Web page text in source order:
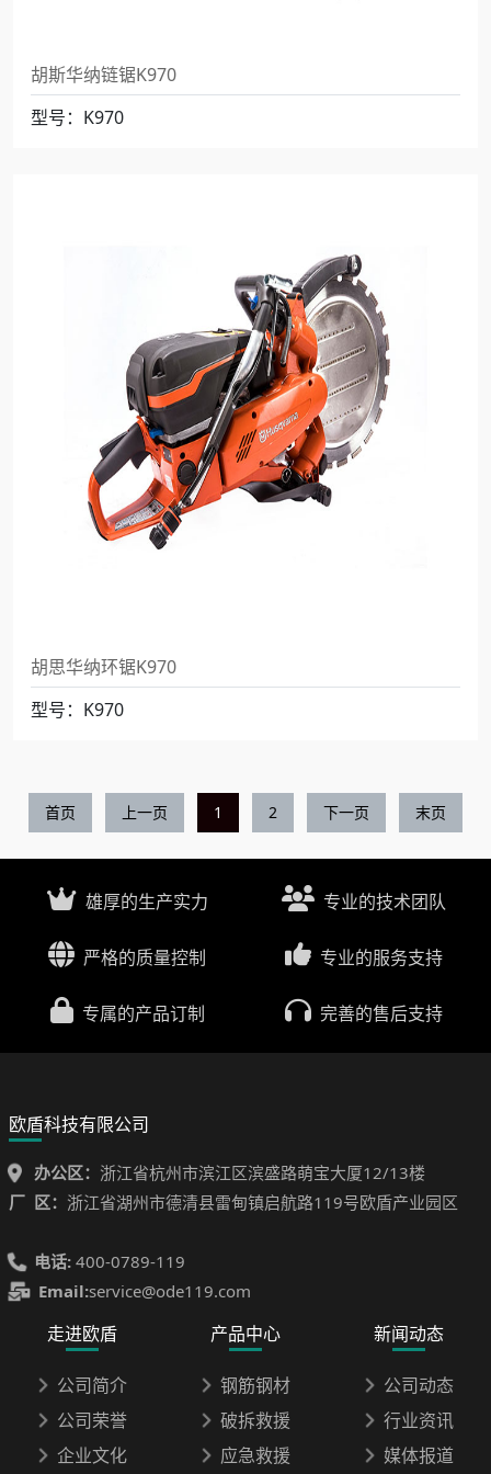
胡斯华纳链锯K970
型号：K970
胡思华纳环锯K970
型号：K970
首页 上一页 1 2 下一页 末页
雄厚的生产实力 专业的技术团队
严格的质量控制 专业的服务支持
专属的产品订制 完善的售后支持
欧盾科技有限公司
办公区： 浙江省杭州市滨江区滨盛路萌宝大厦12/13楼
厂 区： 浙江省湖州市德清县雷甸镇启航路119号欧盾产业园区
电话: 400-0789-119
Email:service@ode119.com
走进欧盾
公司简介
公司荣誉
企业文化
产品中心
钢筋钢材
破拆救援
应急救援
新闻动态
公司动态
行业资讯
媒体报道